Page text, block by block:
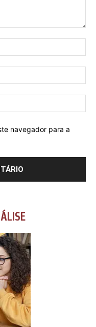
navegador para a